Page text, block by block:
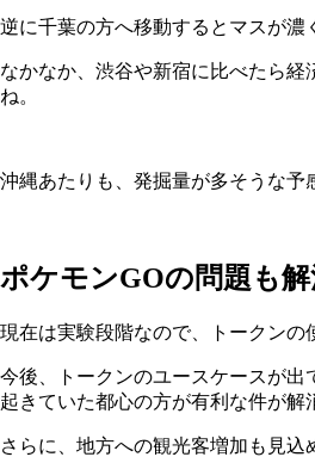
逆に千葉の方へ移動するとマスが濃
なかなか、渋谷や新宿に比べたら経
ね。
沖縄あたりも、発掘量が多そうな予
ポケモンGOの問題も
現在は実験段階なので、トークンの
今後、トークンのユースケースが出
起きていた都心の方が有利な件が解
さらに、地方への観光客増加も見込